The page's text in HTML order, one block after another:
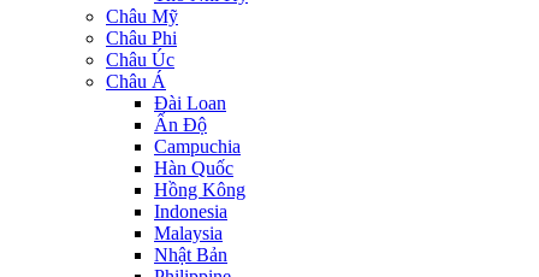
Châu Mỹ
Châu Phi
Châu Úc
Châu Á
Đài Loan
Ấn Độ
Campuchia
Hàn Quốc
Hồng Kông
Indonesia
Malaysia
Nhật Bản